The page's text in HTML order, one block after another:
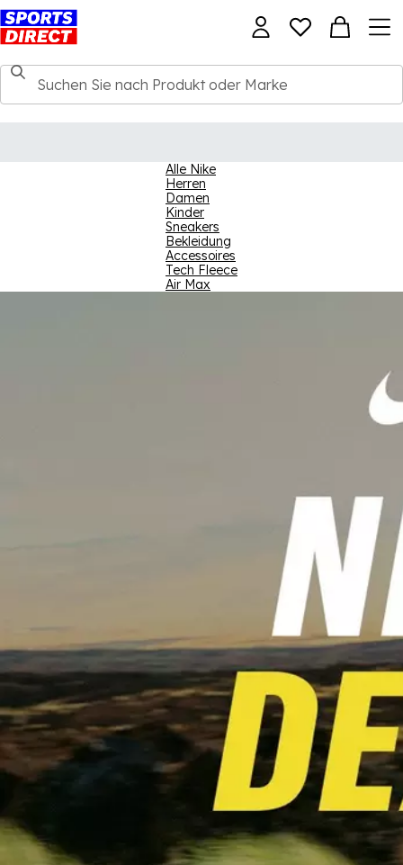
Alle Nike
Herren
Damen
Kinder
Sneakers
Bekleidung
Accessoires
Tech Fleece
Air Max